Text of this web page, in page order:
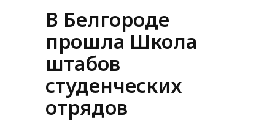
В Белгороде
прошла Школа
штабов
студенческих
отрядов